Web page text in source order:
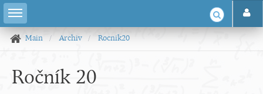
Main Archiv Rocnik20
Ročník 20